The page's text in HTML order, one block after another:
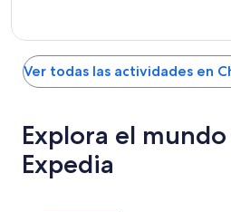
Ver todas las actividades en
Explora el
Expedia